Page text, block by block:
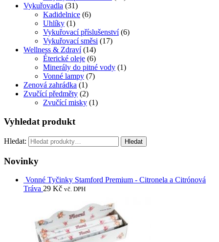
Vykuřovadla (31)
Kadidelnice (6)
Uhlíky (1)
Vykuřovací příslušenství (6)
Vykuřovací směsi (17)
Wellness & Zdraví (14)
Éterické oleje (6)
Minerály do pitné vody (1)
Vonné lampy (7)
Zenová zahrádka (1)
Zvučící předměty (2)
Zvučící misky (1)
Vyhledat produkt
Hledat: Hledat
Novinky
Vonné Tyčinky Stamford Premium - Citronela a Citrónová
Tráva 29 Kč vč. DPH